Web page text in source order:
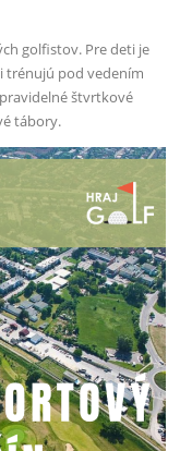
golfistov. Pre deti je
trénujú pod vedením
štvrtkové
tábory.